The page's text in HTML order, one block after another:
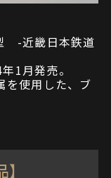
-近畿日本鉄道
1月発売。
使用した、ブ